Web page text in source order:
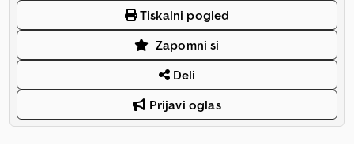
Tiskalni pogled
Zapomni si
Deli
Prijavi oglas